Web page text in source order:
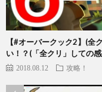
【#オーバークック2】(全
い！？(「全クリ」しての
2018.08.12 攻略！